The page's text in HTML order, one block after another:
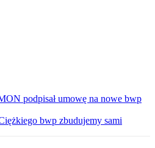
podpisał umowę na nowe bwp
bwp zbudujemy sami